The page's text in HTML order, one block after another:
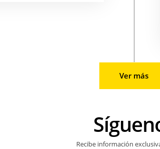
Ver más
Recibe información